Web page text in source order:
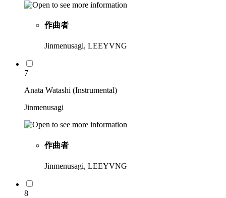
作曲者
Jinmenusagi, LEEYVNG
7
Anata Watashi (Instrumental)
Jinmenusagi
作曲者
Jinmenusagi, LEEYVNG
8